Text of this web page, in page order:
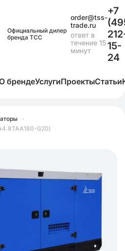
Официальный дилер
бренда ТСС
order@tss-
trade.ru
ответ в
течение 15
минут
+7
15-
24
брендеУслугиПроектыСтатьи
•
G20)